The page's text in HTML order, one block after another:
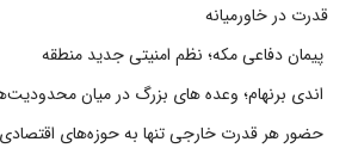
قدرت در خاورمیانه
پیمان دفاعی مکه؛ نظم امنیتی جدید منطقه
اندی برنهام؛ وعده های بزرگ در میان
حضور هر قدرت خارجی تنها به حوزه‌های